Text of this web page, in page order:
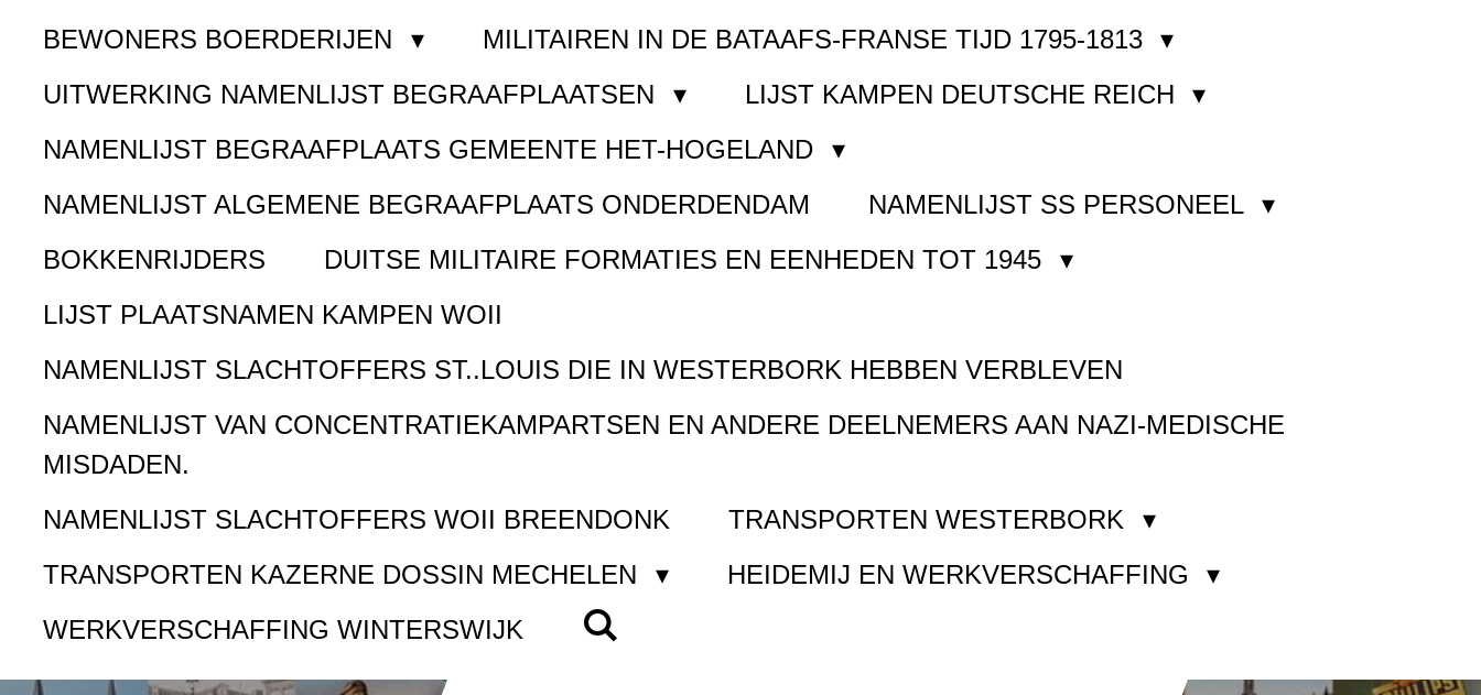
BEWONERS BOERDERIJEN
MILITAIREN IN DE BATAAFS-FRANSE TIJD 1795-1813
UITWERKING NAMENLIJST BEGRAAFPLAATSEN
LIJST KAMPEN DEUTSCHE REICH
NAMENLIJST BEGRAAFPLAATS GEMEENTE HET-HOGELAND
NAMENLIJST ALGEMENE BEGRAAFPLAATS ONDERDENDAM
NAMENLIJST SS PERSONEEL
BOKKENRIJDERS
DUITSE MILITAIRE FORMATIES EN EENHEDEN TOT 1945
LIJST PLAATSNAMEN KAMPEN WOII
NAMENLIJST SLACHTOFFERS ST..LOUIS DIE IN WESTERBORK HEBBEN VERBLEVEN
NAMENLIJST VAN CONCENTRATIEKAMPARTSEN EN ANDERE DEELNEMERS AAN NAZI-MEDISCHE
MISDADEN.
NAMENLIJST SLACHTOFFERS WOII BREENDONK
TRANSPORTEN WESTERBORK
TRANSPORTEN KAZERNE DOSSIN MECHELEN
HEIDEMIJ EN WERKVERSCHAFFING
WERKVERSCHAFFING WINTERSWIJK